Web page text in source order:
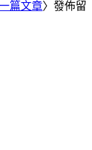
篇文章〉發佈留